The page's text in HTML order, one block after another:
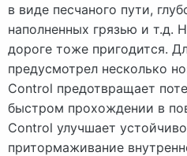
в виде песчаного пути,
наполненных грязью и т.д.
дороге тоже пригодится.
предусмотрел несколько
Control предотвращает
быстром прохождении в
Control улучшает
притормаживание